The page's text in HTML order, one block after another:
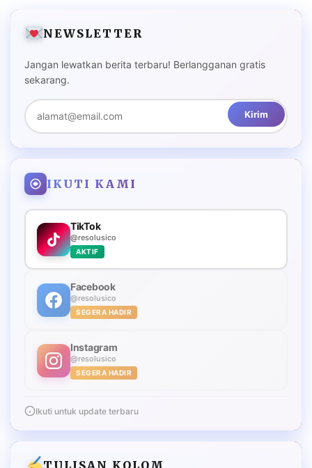
NEWSLETTER
Jangan lewatkan berita terbaru! Berlangganan gratis
sekarang.
Kirim
IKUTI KAMI
TikTok
@resolusico
AKTIF
Facebook
@resolusico
SEGERA HADIR
Instagram
@resolusico
SEGERA HADIR
Ikuti untuk update terbaru
TULISAN KOLOM